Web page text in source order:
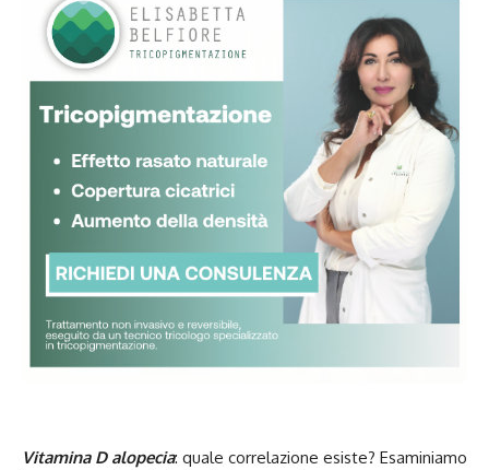
Vitamina D alopecia: quale correlazione esiste? Esaminiamo